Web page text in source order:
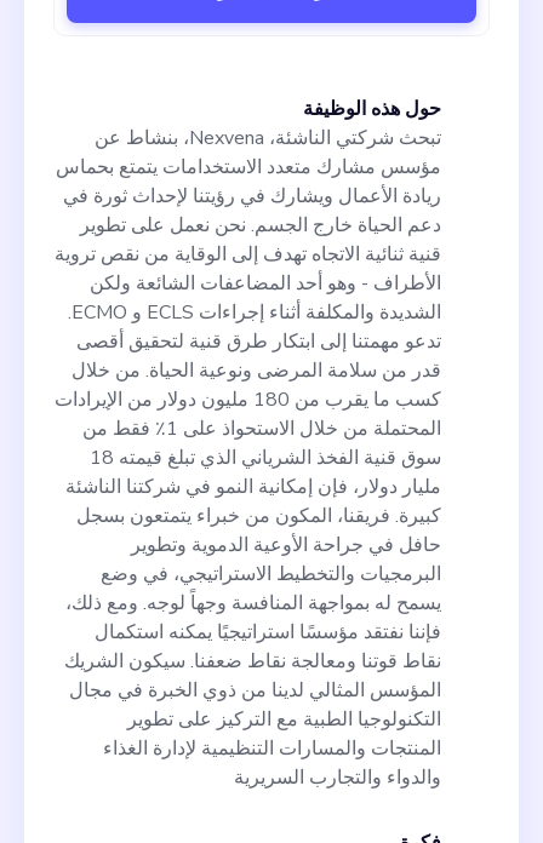
حول هذه الوظيفة
تبحث شركتي الناشئة، Nexvena، بنشاط عن
مؤسس مشارك متعدد الاستخدامات يتمتع بحماس
ريادة الأعمال ويشارك في رؤيتنا لإحداث ثورة في
دعم الحياة خارج الجسم. نحن نعمل على تطوير
قنية ثنائية الاتجاه تهدف إلى الوقاية من نقص تروية
الأطراف - وهو أحد المضاعفات الشائعة ولكن
الشديدة والمكلفة أثناء إجراءات ECLS و ECMO.
تدعو مهمتنا إلى ابتكار طرق قنية لتحقيق أقصى
قدر من سلامة المرضى ونوعية الحياة. من خلال
كسب ما يقرب من 180 مليون دولار من الإيرادات
المحتملة من خلال الاستحواذ على 1٪ فقط من
سوق قنية الفخذ الشرياني الذي تبلغ قيمته 18
مليار دولار، فإن إمكانية النمو في شركتنا الناشئة
كبيرة. فريقنا، المكون من خبراء يتمتعون بسجل
حافل في جراحة الأوعية الدموية وتطوير
البرمجيات والتخطيط الاستراتيجي، في وضع
يسمح له بمواجهة المنافسة وجهاً لوجه. ومع ذلك،
فإننا نفتقد مؤسسًا استراتيجيًا يمكنه استكمال
نقاط قوتنا ومعالجة نقاط ضعفنا. سيكون الشريك
المؤسس المثالي لدينا من ذوي الخبرة في مجال
التكنولوجيا الطبية مع التركيز على تطوير
المنتجات والمسارات التنظيمية لإدارة الغذاء
والدواء والتجارب السريرية